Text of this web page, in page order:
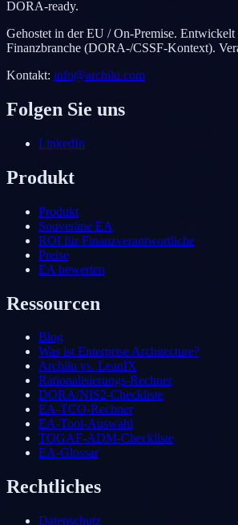
DORA-ready.
Gehostet in der EU / On-Premise.
Finanzbranche (DORA-/CSSF-Kontext).
Kontakt: info@archilu.com
Folgen Sie uns
LinkedIn
Produkt
Produkt
Souveräne EA
ROI für Finanzverantwortliche
Preise
EA bewerten
Ressourcen
Blog
Was ist Enterprise Architecture?
Archilu vs. LeanIX
Rationalisierungs-Rechner
DORA/NIS2-Checkliste
EA-TCO-Rechner
EA-Tool-Auswahl
TOGAF-ADM-Checkliste
EA-Glossar
Rechtliches
Datenschutz